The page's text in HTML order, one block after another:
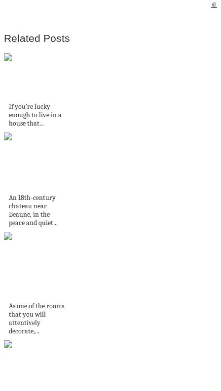
©
Related Posts
If you’re lucky
enough to live in a
house that...
An 18th-century
chateau near
Beaune, in the
peace and quiet...
As one of the rooms
that you will
attentively
decorate,...